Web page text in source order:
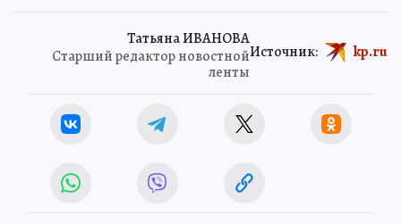
Татьяна ИВАНОВА
Старший редактор новостной
ленты
Источник: kp.ru